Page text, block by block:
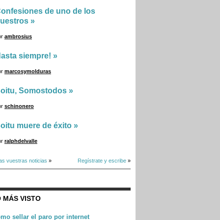
de uno de los
»
ambrosius
siempre! »
marcosymolduras
Somostodos »
schinonero
muere de éxito »
ralphdelvalle
vuestras noticias » Regístrate y escribe »
MÁS VISTO
sellar el paro por internet